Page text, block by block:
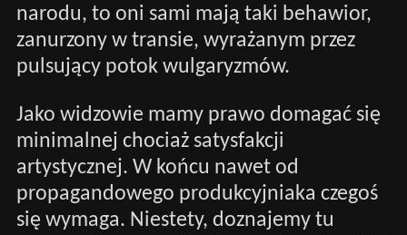
narodu, to oni sami mają taki behawior,
zanurzony w transie, wyrażanym przez
pulsujący potok wulgaryzmów.
Jako widzowie mamy prawo domagać się
minimalnej chociaż satysfakcji
artystycznej. W końcu nawet od
propagandowego produkcyjniaka czegoś
się wymaga. Niestety, doznajemy tu